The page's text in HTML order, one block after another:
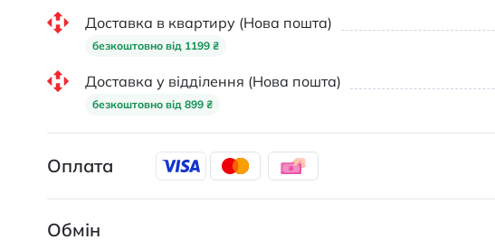
Доставка в квартиру (Нова пошта)
безкоштовно від 1199 ₴
Доставка у відділення (Нова пошта)
безкоштовно від 899 ₴
Оплата
Обмін